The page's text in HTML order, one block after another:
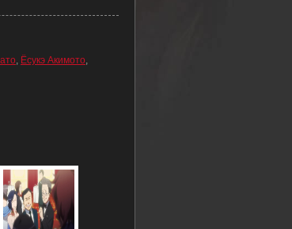
, Ёсукэ Акимото,